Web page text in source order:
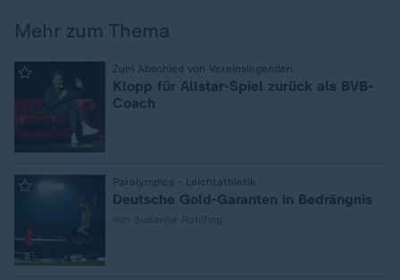
Mehr zum Thema
Zum Abschied von Vereinslegenden
Klopp für Allstar-Spiel zurück als BVB-
Coach
Paralympics - Leichtathletik
Deutsche Gold-Garanten in Bedrängnis